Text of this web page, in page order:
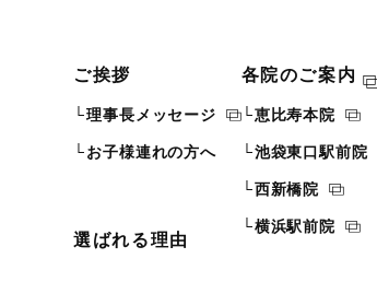
ご挨拶
理事長メッセージ
お子様連れの方へ
選ばれる理由
各院のご案内
恵比寿本院
池袋東口駅前院
西新橋院
横浜駅前院